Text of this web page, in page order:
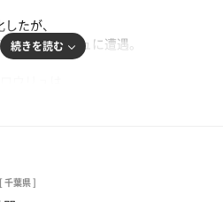
たが、
ートロウリュに遭遇。
すぐに滝汗に。
してしまう。
に身を任せながら
っと眺める。
続きを読む
[ 千葉県 ]